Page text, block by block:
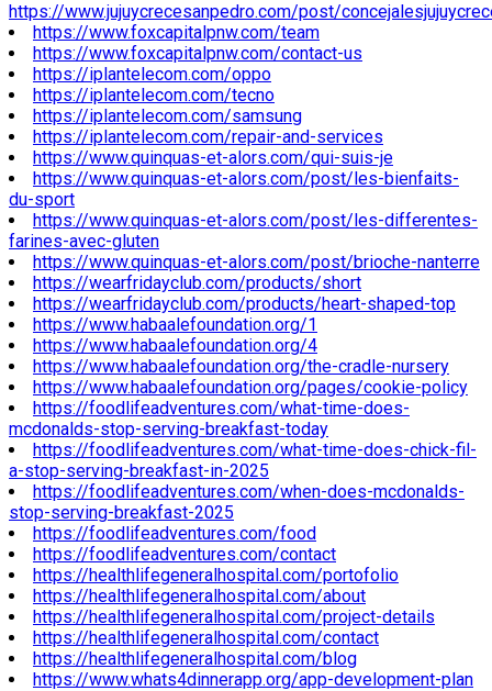
https://www.jujuycrecesanpedro.com/post/
https://www.foxcapitalpnw.com/team
https://www.foxcapitalpnw.com/contact-us
https://iplantelecom.com/oppo
https://iplantelecom.com/tecno
https://iplantelecom.com/samsung
https://iplantelecom.com/repair-and-services
https://www.quinquas-et-alors.com/qui-suis-je
https://www.quinquas-et-alors.com/post/les-bienfaits-
du-sport
https://www.quinquas-et-alors.com/post/les-differentes-
farines-avec-gluten
https://www.quinquas-et-alors.com/post/brioche-nanterre
https://wearfridayclub.com/products/short
https://wearfridayclub.com/products/heart-shaped-top
https://www.habaalefoundation.org/1
https://www.habaalefoundation.org/4
https://www.habaalefoundation.org/the-cradle-nursery
https://www.habaalefoundation.org/pages/cookie-policy
https://foodlifeadventures.com/what-time-does-
mcdonalds-stop-serving-breakfast-today
https://foodlifeadventures.com/what-time-does-chick-fil-
a-stop-serving-breakfast-in-2025
https://foodlifeadventures.com/when-does-mcdonalds-
stop-serving-breakfast-2025
https://foodlifeadventures.com/food
https://foodlifeadventures.com/contact
https://healthlifegeneralhospital.com/portofolio
https://healthlifegeneralhospital.com/about
https://healthlifegeneralhospital.com/project-details
https://healthlifegeneralhospital.com/contact
https://healthlifegeneralhospital.com/blog
https://www.whats4dinnerapp.org/app-development-plan